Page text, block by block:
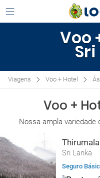
Voo
Viagens Voo + Hotel
Voo +
Nossa ampla variedade
Sri Lanka
Seguro